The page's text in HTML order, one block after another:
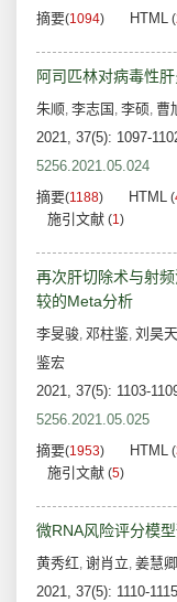
摘要(1094) HTML (
阿司匹林对病毒性
朱顺, 李志国 , 李硕, 曹
2021, 37(5): 1097-
5256.2021.05.024
摘要(1188) HTML (
施引文献 (1)
再次肝切除术与射
较的Meta分析
李旻骏, 邓柱鉴, 刘昊天
鉴宏
2021, 37(5): 1103-
5256.2021.05.025
摘要(1953) HTML (
施引文献 (5)
微RNA风险评分模
黄秀红, 谢肖立, 姜慧卿
2021, 37(5): 1110-